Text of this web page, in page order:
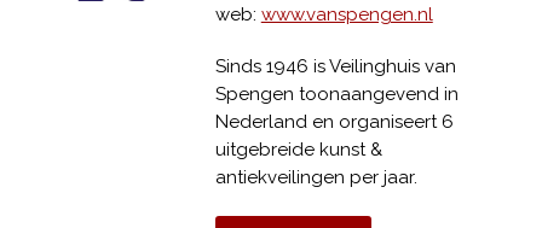
web: www.vanspengen.nl
Sinds 1946 is Veilinghuis van
Spengen toonaangevend in
Nederland en organiseert 6
uitgebreide kunst &
antiekveilingen per jaar.